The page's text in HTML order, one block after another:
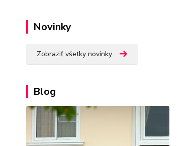
Novinky
Zobraziť všetky novinky
Blog